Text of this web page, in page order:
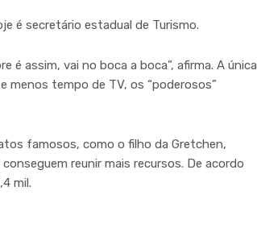
é secretário estadual de Turismo.
é assim, vai no boca a boca”, afirma. A única
menos tempo de TV, os “poderosos”
famosos, como o filho da Gretchen,
reunir mais recursos. De acordo
mil.